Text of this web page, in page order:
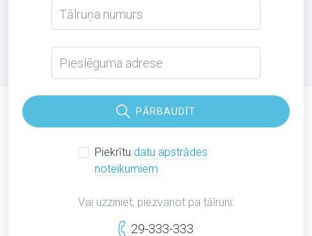
PĀRBAUDĪT
Piekrītu datu apstrādes
noteikumiem
Vai uzziniet, piezvanot pa tālruni:
29-333-333